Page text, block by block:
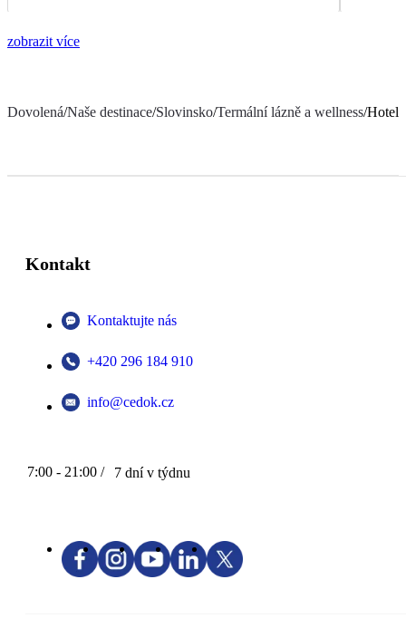
zobrazit více
Dovolená/Naše destinace/Slovinsko/Termální lázně a wellness/Hotel
Kontakt
Kontaktujte nás
+420 296 184 910
info@cedok.cz
7:00 - 21:00 / 7 dní v týdnu